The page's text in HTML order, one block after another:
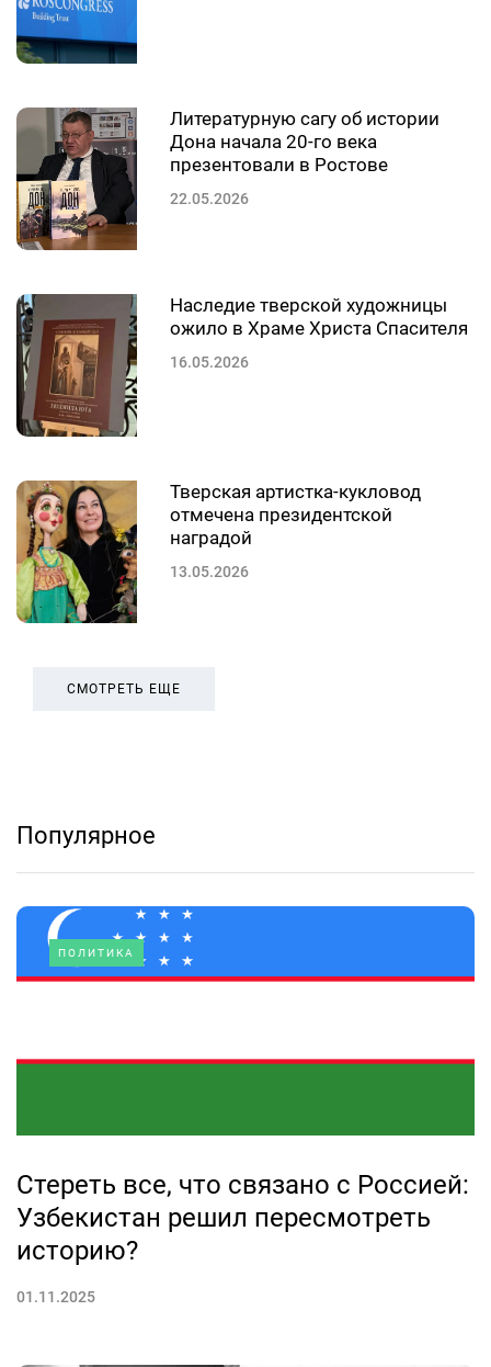
Литературную сагу об истории
Дона начала 20-го века
презентовали в Ростове
22.05.2026
Наследие тверской художницы
ожило в Храме Христа Спасителя
16.05.2026
Тверская артистка-кукловод
отмечена президентской
наградой
13.05.2026
СМОТРЕТЬ ЕЩЕ
Популярное
ПОЛИТИКА
Стереть все, что связано с Россией:
Узбекистан решил пересмотреть
историю?
01.11.2025